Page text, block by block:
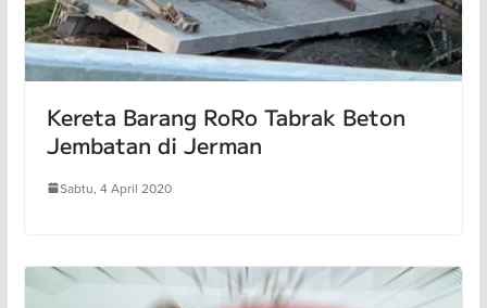
Kereta Barang RoRo Tabrak Beton
Jembatan di Jerman
Sabtu, 4 April 2020